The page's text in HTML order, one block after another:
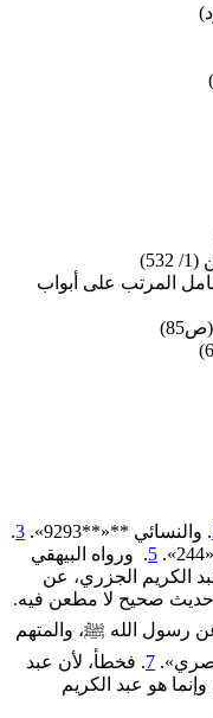
المرتب على أبواب
. والنسائي **«**9293». 3
.
5. ورواه البيهقي
الكريم الجزري، عن
صحيح لا مطعن فيه.
رسول الله ﷺ، والمتهم
7. فخطأ، لأن عبد
هو عبد ‌الكريم